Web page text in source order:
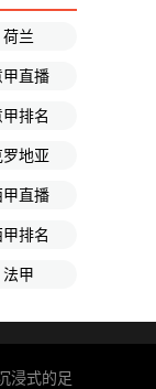
荷兰
甲直播
甲排名
罗地亚
甲直播
甲排名
法甲
浸式的足